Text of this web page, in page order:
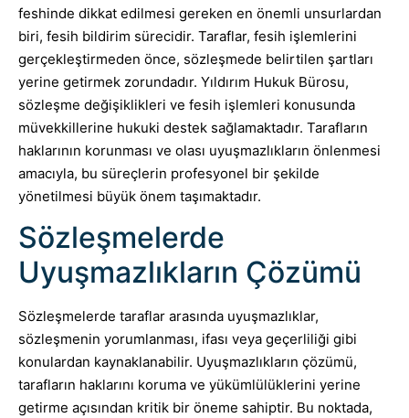
feshinde dikkat edilmesi gereken en önemli unsurlardan
biri, fesih bildirim sürecidir. Taraflar, fesih işlemlerini
gerçekleştirmeden önce, sözleşmede belirtilen şartları
yerine getirmek zorundadır. Yıldırım Hukuk Bürosu,
sözleşme değişiklikleri ve fesih işlemleri konusunda
müvekkillerine hukuki destek sağlamaktadır. Tarafların
haklarının korunması ve olası uyuşmazlıkların önlenmesi
amacıyla, bu süreçlerin profesyonel bir şekilde
yönetilmesi büyük önem taşımaktadır.
Sözleşmelerde
Uyuşmazlıkların Çözümü
Sözleşmelerde taraflar arasında uyuşmazlıklar,
sözleşmenin yorumlanması, ifası veya geçerliliği gibi
konulardan kaynaklanabilir. Uyuşmazlıkların çözümü,
tarafların haklarını koruma ve yükümlülüklerini yerine
getirme açısından kritik bir öneme sahiptir. Bu noktada,